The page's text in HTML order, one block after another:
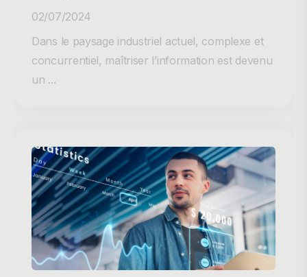
02/07/2024
Dans le paysage industriel actuel, complexe et
concurrentiel, maîtriser l’information est devenu
un ...